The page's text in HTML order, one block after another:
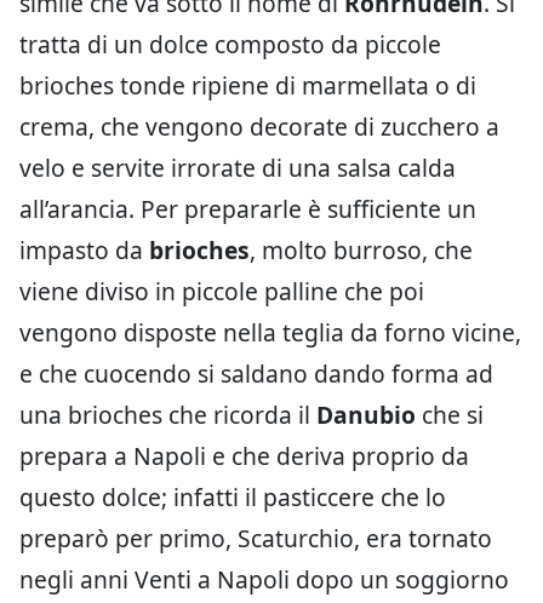
tratta di un dolce composto da piccole
brioches tonde ripiene di marmellata o di
crema, che vengono decorate di zucchero a
velo e servite irrorate di una salsa calda
all’arancia. Per prepararle è sufficiente un
impasto da brioches, molto burroso, che
viene diviso in piccole palline che poi
vengono disposte nella teglia da forno vicine,
e che cuocendo si saldano dando forma ad
una brioches che ricorda il Danubio che si
prepara a Napoli e che deriva proprio da
questo dolce; infatti il pasticcere che lo
preparò per primo, Scaturchio, era tornato
negli anni Venti a Napoli dopo un soggiorno